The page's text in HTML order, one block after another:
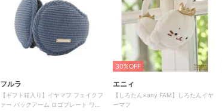
フルラ
【ギフト箱入り】イヤマフ フェイクフ
ァー バックアーム ロゴプレート ワン
30%OFF
エニィ
【しろたん×any FAM】しろたんイヤ
ーマフ